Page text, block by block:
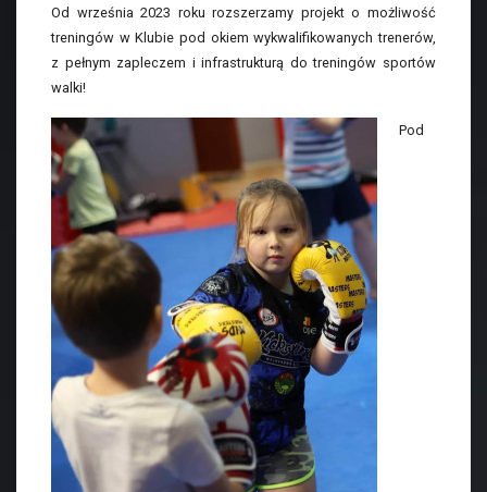
Od września 2023 roku rozszerzamy projekt o możliwość
treningów w Klubie pod okiem wykwalifikowanych trenerów,
z pełnym zapleczem i infrastrukturą do treningów sportów
walki!
Pod